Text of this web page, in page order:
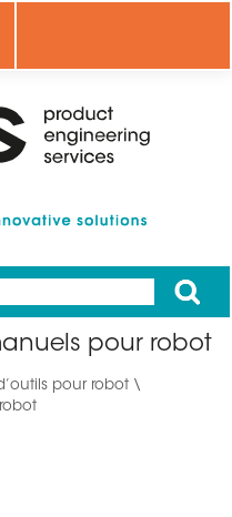
Apply
pour robot
pour robot \